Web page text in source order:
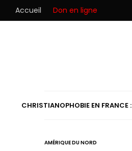
Accueil Don en ligne
CHRISTIANOPHOBIE EN FRANCE :
AMÉRIQUE DU NORD